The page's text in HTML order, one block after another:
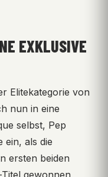
EXKLUSIVE
Elitekategorie von
nun in eine
selbst, Pep
ein, als die
ersten beiden